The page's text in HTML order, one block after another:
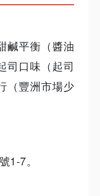
鹹平衡（醬油
司口味（起司
（豐洲市場少
1-7。